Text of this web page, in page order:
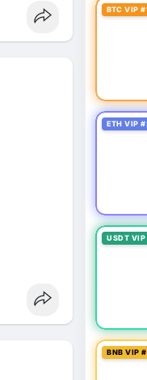
BTC VIP
ETH VIP
USDT
BNB VIP